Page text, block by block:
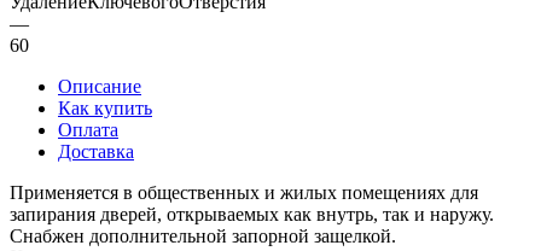
—
60
Описание
Как купить
Оплата
Доставка
Применяется в общественных и жилых помещениях для
запирания дверей, открываемых как внутрь, так и наружу.
Снабжен дополнительной запорной защелкой.